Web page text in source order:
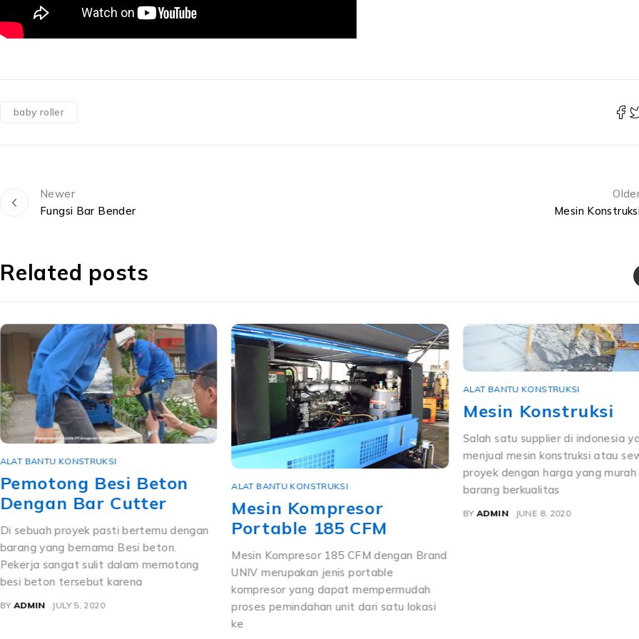
baby roller
Newer
Fungsi Bar Bender
Mesin
Related posts
ALAT BANTU KONSTRUKSI
Pemotong Besi Beton
Dengan Bar Cutter
Di sebuah proyek pasti bertemu dengan
barang yang bernama Besi beton.
Pekerja sangat sulit dalam memotong
besi beton tersebut karena
BY ADMIN JULY 5, 2020
ALAT BANTU KONSTRUKSI
Mesin Kompresor
Portable 185 CFM
Mesin Kompresor 185 CFM dengan Brand
UNIV merupakan jenis portable
kompresor yang dapat mempermudah
proses pemindahan unit dari satu lokasi
ke
ALAT BANTU KONSTRUKSI
Mesin Konstruksi
Salah satu supplier di indonesia
menjual mesin konstruksi atau
proyek dengan harga yang
barang berkualitas
BY ADMIN JUNE 8, 2020